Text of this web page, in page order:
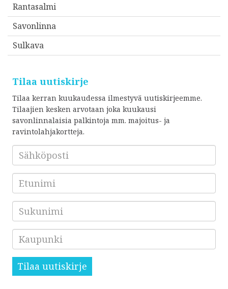
Rantasalmi
Savonlinna
Sulkava
Tilaa uutiskirje
Tilaa kerran kuukaudessa ilmestyvä uutiskirjeemme.
Tilaajien kesken arvotaan joka kuukausi
savonlinnalaisia palkintoja mm. majoitus- ja
ravintolahjakortteja.
Sähköposti
Etunimi
Sukunimi
Kaupunki
Tilaa uutiskirje